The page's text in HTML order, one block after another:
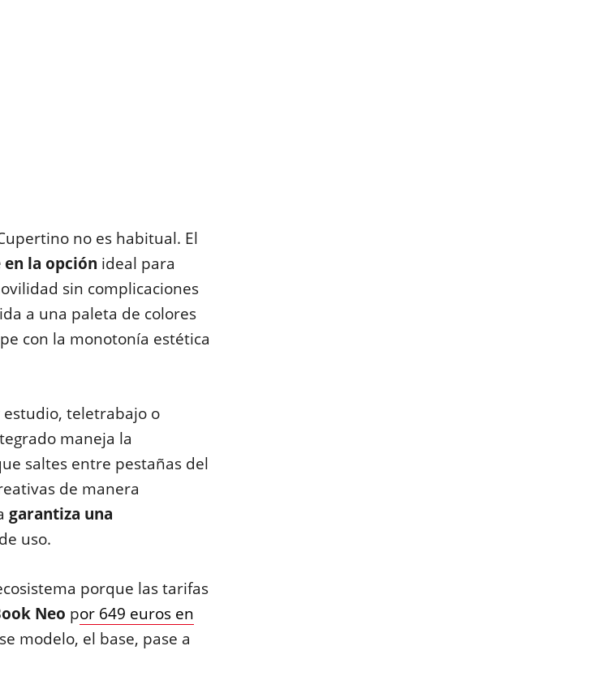
no es habitual. El
la opción ideal para
sin complicaciones
a una paleta de colores
con la monotonía estética
teletrabajo o
maneja la
saltes entre pestañas del
de manera
garantiza una
uso.
porque las tarifas
Neo por 649 euros en
modelo, el base, pase a